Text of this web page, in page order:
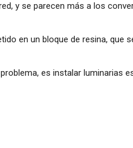
y se parecen más a los
en un bloque de resina, que
es instalar luminarias